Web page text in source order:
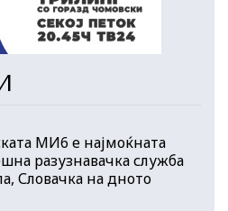
МИ6 е најмоќната
разузнавачка служба
Словачка на дното